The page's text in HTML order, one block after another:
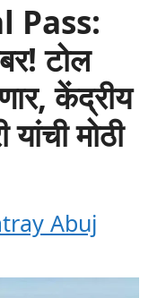
Pass:
टोल
केंद्रीय
मोठी
Abuj